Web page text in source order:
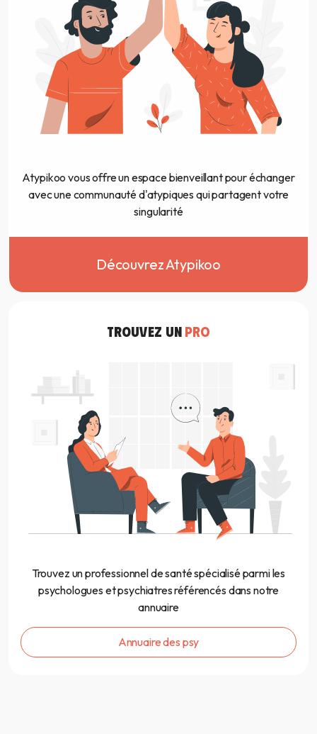
Atypikoo vous offre un espace bienveillant pour échanger
avec une communauté d'atypiques qui partagent votre
singularité
Découvrez Atypikoo
TROUVEZ UN PRO
Trouvez un professionnel de santé spécialisé parmi les
psychologues et psychiatres référencés dans notre
annuaire
Annuaire des psy